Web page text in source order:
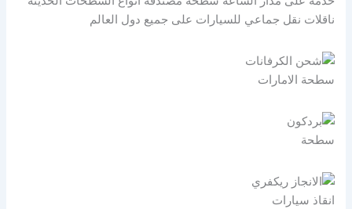
ناقلات نقل جماعي للسيارات على جميع دول العالم
سطحة الامارات
سطحة
انقاذ سيارات